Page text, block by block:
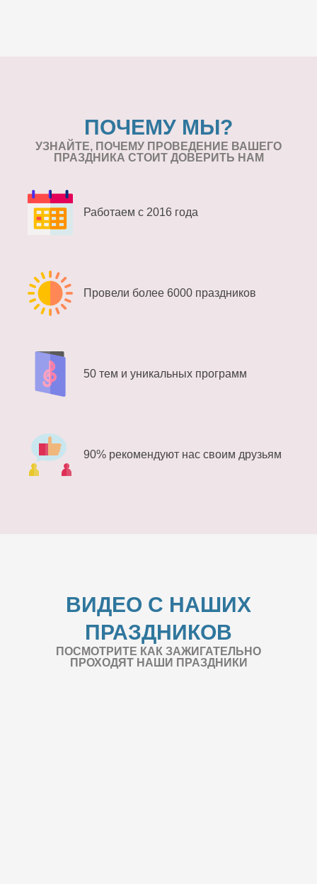
ПОЧЕМУ МЫ?
УЗНАЙТЕ, ПОЧЕМУ ПРОВЕДЕНИЕ ВАШЕГО
ПРАЗДНИКА СТОИТ ДОВЕРИТЬ НАМ
Работаем с 2016 года
Провели более 6000 праздников
50 тем и уникальных программ
90% рекомендуют нас своим друзьям
ВИДЕО С НАШИХ
ПРАЗДНИКОВ
ПОСМОТРИТЕ КАК ЗАЖИГАТЕЛЬНО
ПРОХОДЯТ НАШИ ПРАЗДНИКИ